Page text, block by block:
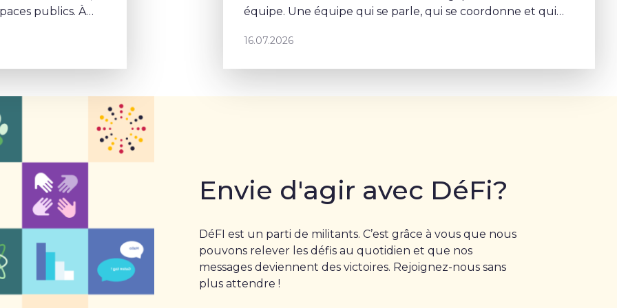
publics. À
équipe. Une équipe qui se parle, qui se coordonne et qui
16.07.2026
Envie d'agir avec DéFi?
DéFI est un parti de militants. C’est grâce à vous que nous
pouvons relever les défis au quotidien et que nos
messages deviennent des victoires. Rejoignez-nous sans
plus attendre !